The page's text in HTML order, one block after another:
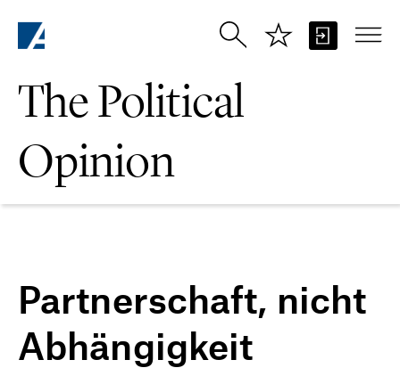
The Political
Opinion
Partnerschaft, nicht
Abhängigkeit